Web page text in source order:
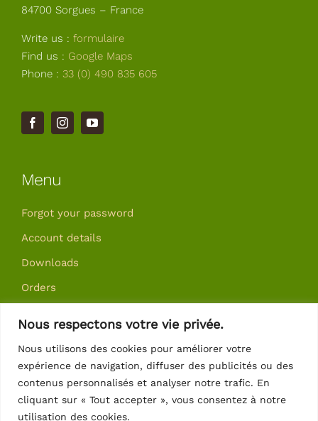
Nous respectons votre vie privée.
Nous utilisons des cookies pour améliorer votre
expérience de navigation, diffuser des publicités ou des
contenus personnalisés et analyser notre trafic. En
cliquant sur « Tout accepter », vous consentez à notre
utilisation des cookies.
84700 Sorgues – France
Write us : formulaire
Find us : Google Maps
Phone : 33 (0) 490 835 605
Menu
Forgot your password
Account details
Downloads
Orders
Follow us